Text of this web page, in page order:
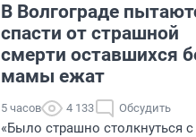
В Волгограде
спасти от страшной
смерти оставшихся
мамы ежат
5 часов 4 133 Обсудить
«Было страшно столкнуться с